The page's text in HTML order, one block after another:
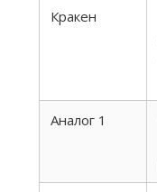
Кракен
Аналог 1